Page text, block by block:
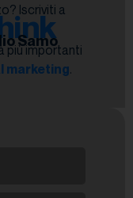
Iscriviti a
Samo
più importanti
marketing.